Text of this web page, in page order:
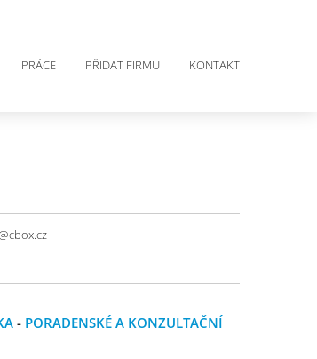
PRÁCE PŘIDAT FIRMU KONTAKT
- PORADENSKÉ A KONZULTAČNÍ